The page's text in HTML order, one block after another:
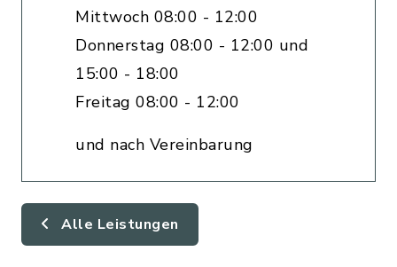
Mittwoch 08:00 - 12:00
Donnerstag 08:00 - 12:00 und
15:00 - 18:00
Freitag 08:00 - 12:00
und nach Vereinbarung
Alle Leistungen